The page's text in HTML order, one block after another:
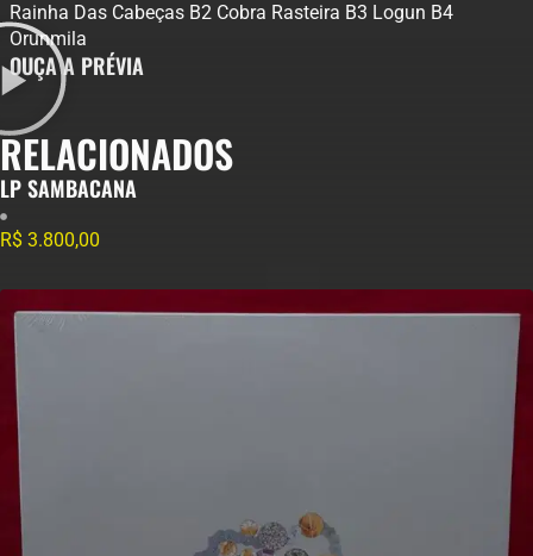
Rainha Das Cabeças B2 Cobra Rasteira B3 Logun B4
Orunmila
OUÇA A PRÉVIA
RELACIONADOS
LP SAMBACANA
R$ 3.800,00